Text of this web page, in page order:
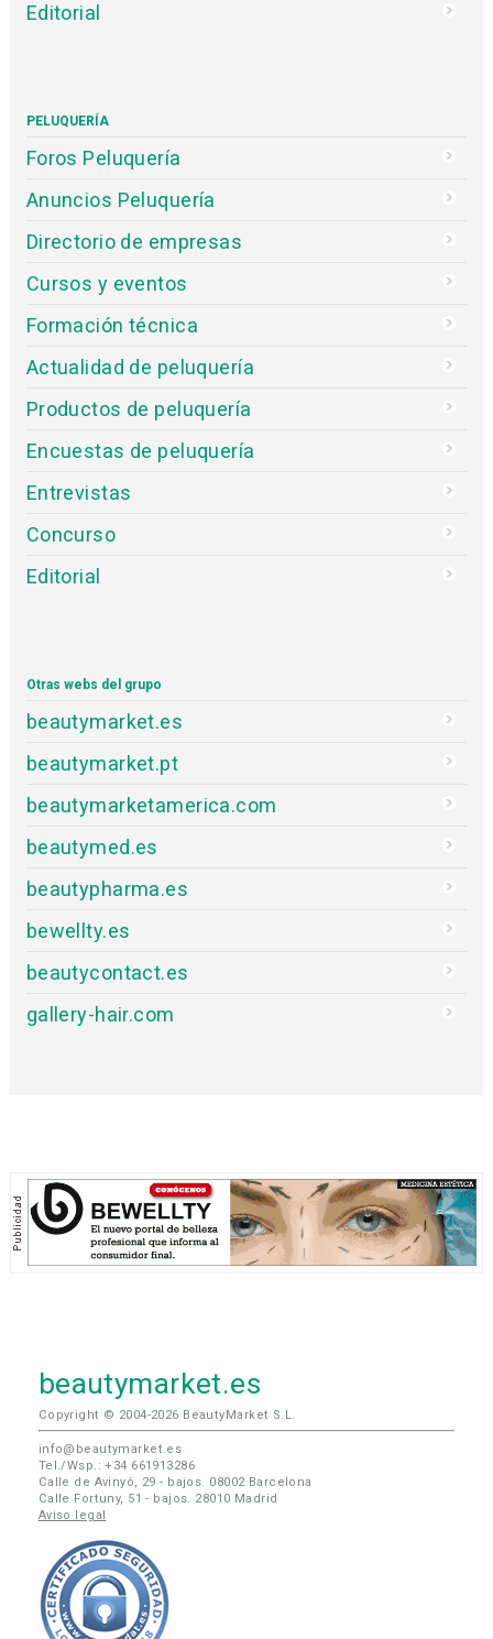
Editorial
PELUQUERÍA
Foros Peluquería
Anuncios Peluquería
Directorio de empresas
Cursos y eventos
Formación técnica
Actualidad de peluquería
Productos de peluquería
Encuestas de peluquería
Entrevistas
Concurso
Editorial
Otras webs del grupo
beautymarket.es
beautymarket.pt
beautymarketamerica.com
beautymed.es
beautypharma.es
bewellty.es
beautycontact.es
gallery-hair.com
beautymarket.es
Copyright © 2004-2026 BeautyMarket S.L.
info@beautymarket.es
Tel./Wsp.: +34 661913286
Calle de Avinyó, 29 - bajos. 08002 Barcelona
Calle Fortuny, 51 - bajos. 28010 Madrid
Aviso legal